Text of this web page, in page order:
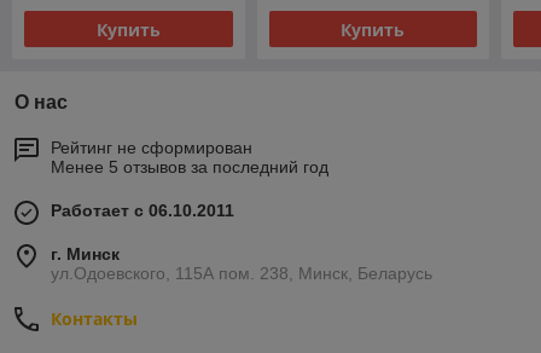
Купить Купить
О нас
Рейтинг не сформирован
Менее 5 отзывов за последний год
Работает с 06.10.2011
г. Минск
ул.Одоевского, 115А пом. 238, Минск, Беларусь
Контакты